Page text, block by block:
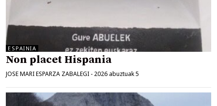
ESPAINIA
Non placet Hispania
JOSE MARI ESPARZA ZABALEGI - 2026 abuztuak 5